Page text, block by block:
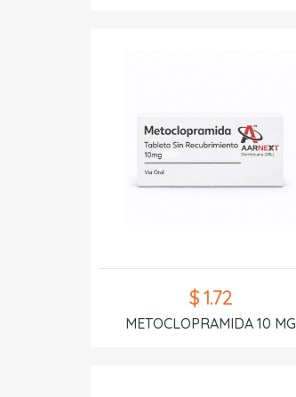
$ 1.72
METOCLOPRAMIDA 10 MG